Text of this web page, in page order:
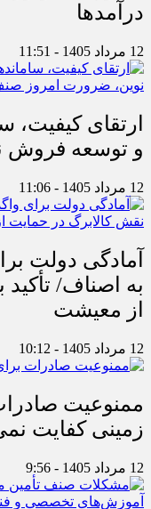
درآمدها
12 مرداد 1405 - 11:51
ارتقای کیفیت،
و توسعه فروش
12 مرداد 1405 - 11:06
آمادگی دولت
به اصناف/
از معیشت
12 مرداد 1405 - 10:12
ممنوعیت
زمینی کفایت
12 مرداد 1405 - 9:56